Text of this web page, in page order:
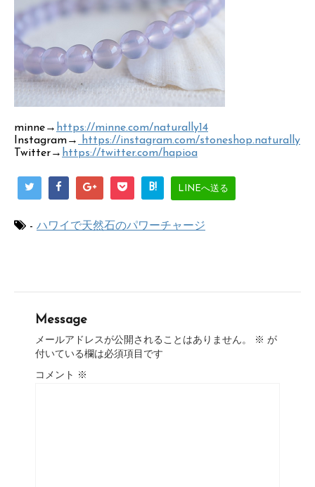
minne→ https://minne.com/naturally14
Instagram→
https://instagram.com/stoneshop.naturally
Twitter→ https://twitter.com/hapioa
B! LINEへ送る
- ハワイで天然石のパワーチャージ
Message
メールアドレスが公開されることはありません。 ※ が
付いている欄は必須項目です
コメント ※